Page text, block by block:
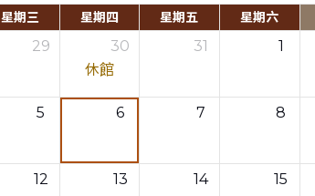
星期三 星期四 星期五 星期六
29
30
休館
31 1
5 6 7 8
12 13 14 15